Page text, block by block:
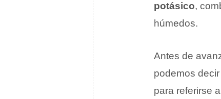
potásico,
húmedos.
Antes de
podemos
para referirse